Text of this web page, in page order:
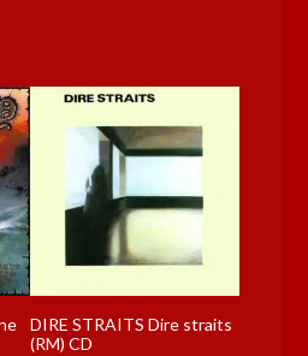
DIRE STRAITS Dire straits
(RM) CD